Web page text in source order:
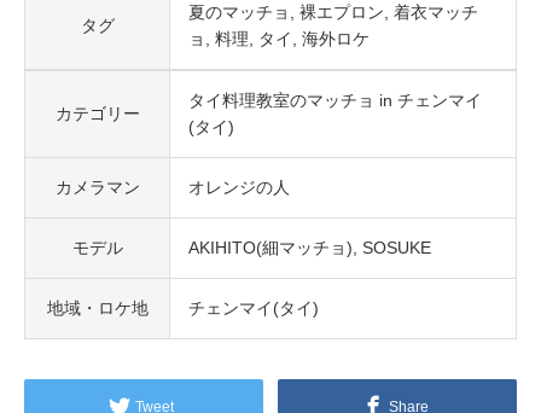
タグ
夏のマッチョ 裸エプロン 着衣マッチ
ョ
料理 タイ 海外ロケ
カテゴリー
タイ料理教室のマッチョ in チェンマイ
(タイ)
カメラマン オレンジの人
モデル AKIHITO(細マッチョ) SOSUKE
地域・ロケ地 チェンマイ(タイ)
Tweet Share